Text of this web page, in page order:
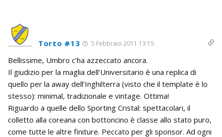
Torto #13 5 Febbraio 2011 13:15
Bellissime, Umbro c’ha azzeccato ancora.
Il giudizio per la maglia dell’Universitario è una replica di
quello per la away dell’Inghilterra (visto che il template è lo
stesso): minimal, tradizionale e vintage. Ottima!
Riguardo a quelle dello Sporting Cristal: spettacolari, il
colletto alla coreana con bottoncino è classe allo stato puro,
come tutte le altre finiture. Peccato per gli sponsor. Ad ogni